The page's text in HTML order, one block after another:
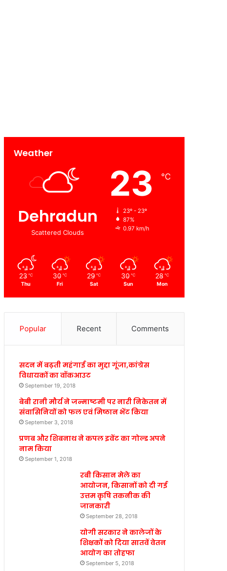
Weather
Dehradun
Scattered Clouds
23 ℃
23º - 23º
87%
0.97 km/h
23 ℃
Thu
30 ℃
Fri
29 ℃
Sat
30 ℃
Sun
28 ℃
Mon
Popular Recent Comments
सदन में बढ़ती महंगाई का मुद्दा गूंजा,कांग्रेस
विधायकों का वॉकआउट
September 19, 2018
बेबी रानी मौर्य ने जन्माष्टमी पर नारी निकेतन में
संवासिनियों को फल एवं मिष्ठान भेंट किया
September 3, 2018
प्रणब और शिबनाथ ने कपल इवेंट का गोल्ड अपने
नाम किया
September 1, 2018
रबी किसान मेले का
आयोजन, किसानों को दी गई
उत्तम कृषि तकनीक की
जानकारी
September 28, 2018
योगी सरकार ने कालेजों के
शिक्षकों को दिया सातवें वेतन
आयोग का तोहफा
September 5, 2018